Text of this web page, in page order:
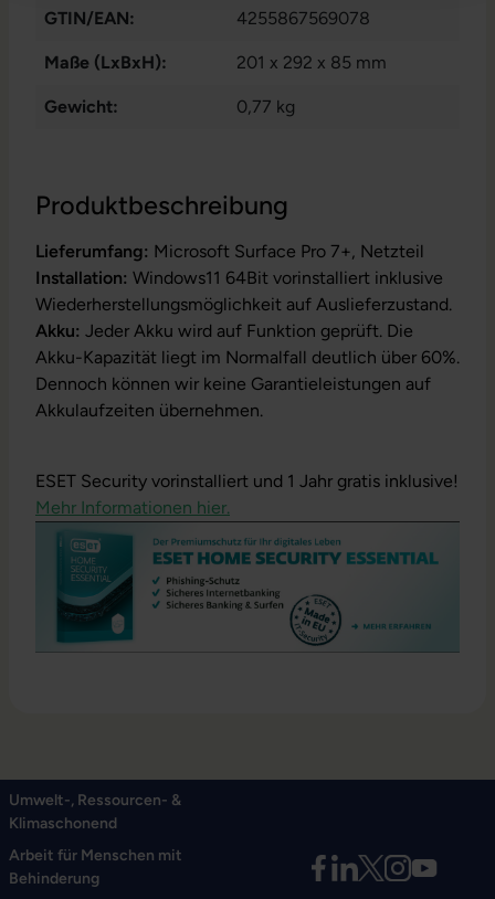
Produktbeschreibung
Lieferumfang: Microsoft Surface Pro 7+, Netzteil
Installation: Windows11 64Bit vorinstalliert inklusive
Wiederherstellungsmöglichkeit auf Auslieferzustand.
Akku: Jeder Akku wird auf Funktion geprüft. Die
Akku-Kapazität liegt im Normalfall deutlich über 60%.
Dennoch können wir keine Garantieleistungen auf
Akkulaufzeiten übernehmen.
ESET Security vorinstalliert und 1 Jahr gratis inklusive!
Mehr Informationen hier.
GTIN/EAN: 4255867569078
Maße (LxBxH): 201 x 292 x 85 mm
Gewicht: 0,77 kg
Umwelt-, Ressourcen- &
Klimaschonend
Arbeit für Menschen mit
Behinderung